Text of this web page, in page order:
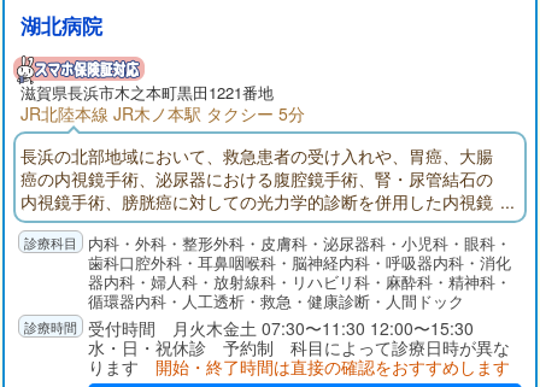
湖北病院
滋賀県長浜市木之本町黒田1221番地
JR北陸本線 JR木ノ本駅 タクシー 5分
長浜の北部地域において、救急患者の受け入れや、胃癌、大腸
癌の内視鏡手術、泌尿器における腹腔鏡手術、腎・尿管結石の
内視鏡手術、膀胱癌に対しての光力学的診断を併用した内視鏡
手術などの急性期医療を担っています。透析センターにおいて
は、北部地域唯一の透析施設として透析患者さんを受け入れて
います。県のモデル事業として併設した介護老人保健施設や、
地域包括支援センターの院内開設などを通じて医療と介護の円
滑な橋渡しを行っています。
内科・外科・整形外科・皮膚科・泌尿器科・小児科・眼科・
歯科口腔外科・耳鼻咽喉科・脳神経内科・呼吸器内科・消化
器内科・婦人科・放射線科・リハビリ科・麻酔科・精神科・
循環器内科・人工透析・救急・健康診断・人間ドック
受付時間 月火木金土 07:30〜11:30 12:00〜15:30
水・日・祝休診 予約制 科目によって診療日時が異な
ります 開始・終了時間は直接の確認をおすすめします